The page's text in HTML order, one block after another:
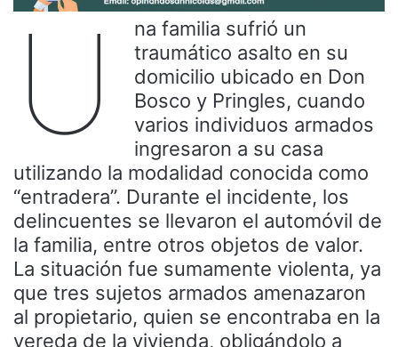
U
na familia sufrió un
traumático asalto en su
domicilio ubicado en Don
Bosco y Pringles, cuando
varios individuos armados
ingresaron a su casa
utilizando la modalidad conocida como
“entradera”. Durante el incidente, los
delincuentes se llevaron el automóvil de
la familia, entre otros objetos de valor.
La situación fue sumamente violenta, ya
que tres sujetos armados amenazaron
al propietario, quien se encontraba en la
vereda de la vivienda, obligándolo a